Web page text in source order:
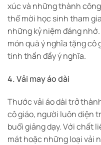
xúc và những thành
thể mời học sinh tham
những kỷ niệm đáng
món quà ý nghĩa tặng cô
tinh thần đầy ý nghĩa.
4. Vải may áo dài
Thước vải áo dài trở
cô giáo, người luôn diện
buổi giảng dạy. Với chất
mát hoặc những loại vải